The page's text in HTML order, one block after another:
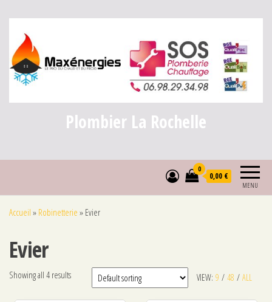
Plombier La Rochelle
MENU
0
0,00 €
Accueil » Robinetterie » Evier
Evier
VIEW: 9 / 48 / ALL
Showing all 4 results